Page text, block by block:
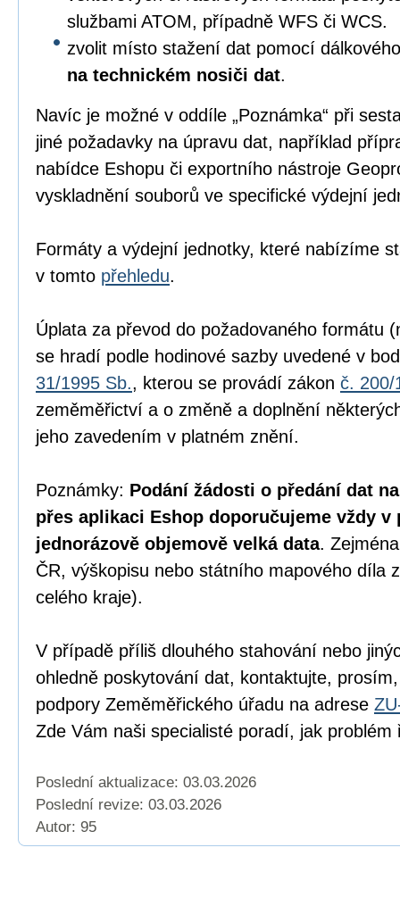
službami ATOM, případně WFS či WCS.
zvolit místo stažení dat pomocí
na technickém nosiči dat.
Navíc je možné v oddíle „Poznámka“ při
jiné požadavky na úpravu dat, například
nabídce Eshopu či exportního nástroje
vyskladnění souborů ve specifické výdejní
Formáty a výdejní jednotky, které nabízíme
v tomto přehledu.
Úplata za převod do požadovaného formátu
se hradí podle hodinové sazby uvedené v
31/1995 Sb., kterou se provádí zákon č. 200/
zeměměřictví a o změně a doplnění
jeho zavedením v platném znění.
Poznámky: Podání žádosti o předání dat
přes aplikaci Eshop doporučujeme vždy
jednorázově objemově velká data.
ČR, výškopisu nebo státního mapového díla
celého kraje).
V případě příliš dlouhého stahování nebo
ohledně poskytování dat, kontaktujte,
podpory Zeměměřického úřadu na adrese
Zde Vám naši specialisté poradí, jak problém
Poslední aktualizace: 03.03.2026
Poslední revize: 03.03.2026
Autor: 95